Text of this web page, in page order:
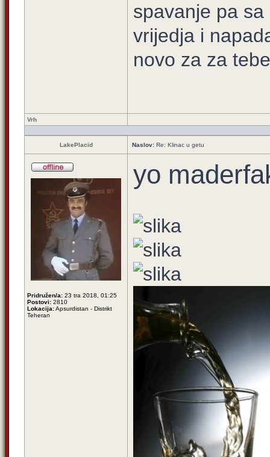
spavanje pa
vrijedja i
novo za za
Vrh
LakePlacid Naslov: Re: Klinac u getu
Pridružen/a: 23 tra 2018, 01:25
Postovi: 2810
Lokacija:Apsurdistan - Distrikt
Teheran
yo